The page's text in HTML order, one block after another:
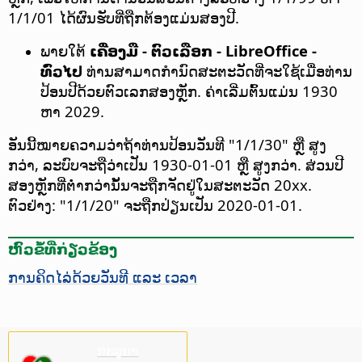
1/1/01 ໄດ້ຜົນຮັບທີ່ຖືກຕ້ອງແມ່ນສອງປີ.
ພາຍໃຕ້ ເຄື່ອງມື - ຕົວເລືອກ - LibreOffice -
ທົ່ວໄປ ທ່ານສາມາດກຳນົດສະຕະວັດທີ່ຈະໃຊ້ເມື່ອທ່ານ
ປ້ອນປີດ້ວຍຕົວເລກສອງຫຼັກ. ຄ່າເລີ່ມຕົ້ນແມ່ນ 1930
ຫາ 2029.
ອັນນີ້ໝາຍຄວາມວ່າຖ້າທ່ານປ້ອນວັນທີ "1/1/30" ຫຼື ສູງ
ກວ່າ, ລະບົບຈະຖືວ່າເປັນ 1930-01-01 ຫຼື ສູງກວ່າ. ສ່ວນປີ
ສອງຫຼັກທີ່ຕ່ຳກວ່ານັ້ນຈະຖືກຈັດຢູ່ໃນສະຕະວັດ 20xx.
ຕົວຢ່າງ: "1/1/20" ຈະຖືກປ່ຽນເປັນ 2020-01-01.
ຫົວຂໍ້ທີ່ກ່ຽວຂ້ອງ
ການຄິດໄລ່ດ້ວຍວັນທີ ແລະ ເວລາ